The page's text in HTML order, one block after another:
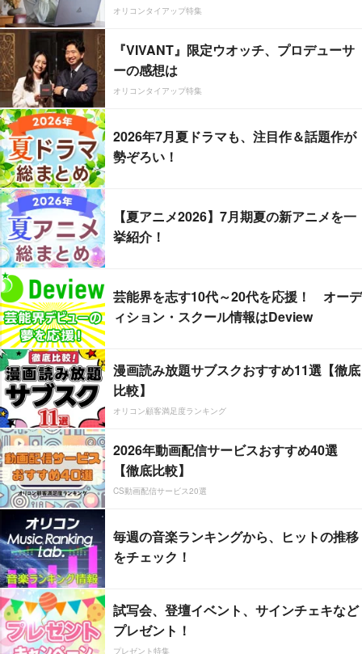
オリコンタイアップ特集
『VIVANT』限定ウオッチ、プロデューサ
ーの感想は
オリコンタイアップ特集
2026年7月夏ドラマも、注目作＆話題作が
勢ぞろい！
【夏アニメ2026】7月期夏の新アニメを一
挙紹介！
芸能界を志す10代～20代を応援！ オーデ
ィション・スクール情報はDeview
漫画読み放題サブスクおすすめ11選【徹底
比較】
オリコン顧客満足度ランキング
2026年動画配信サービスおすすめ40選
【徹底比較】
CS動画配信サービス20選
毎週の音楽ランキングから、ヒットの推移
をチェック！
試写会、登壇イベント、サインチェキなど
プレゼント！
プレゼント特集